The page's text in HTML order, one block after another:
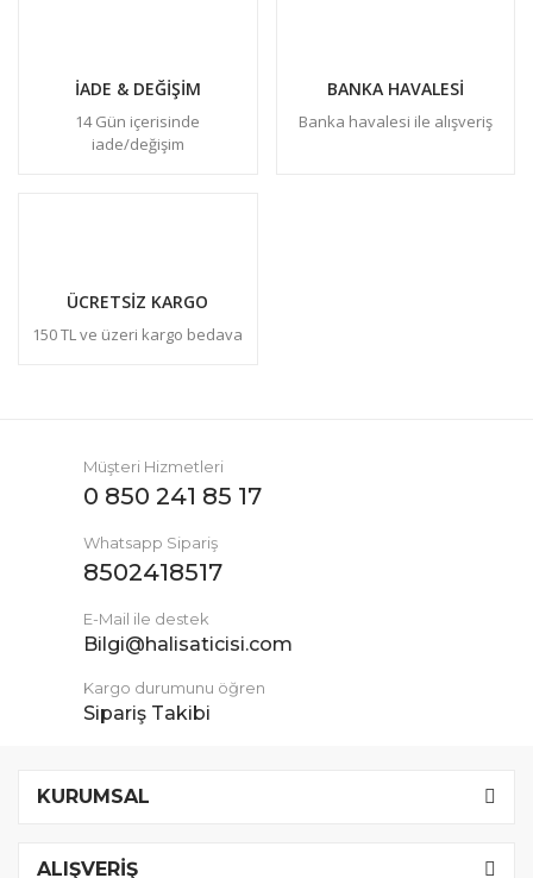
İADE & DEĞİŞİM
14 Gün içerisinde
iade/değişim
BANKA HAVALESİ
Banka havalesi ile alışveriş
ÜCRETSİZ KARGO
150 TL ve üzeri kargo bedava
Müşteri Hizmetleri
0 850 241 85 17
Whatsapp Sipariş
8502418517
E-Mail ile destek
Bilgi@halisaticisi.com
Kargo durumunu öğren
Sipariş Takibi
KURUMSAL
ALIŞVERİŞ